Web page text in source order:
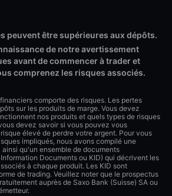
peuvent être supérieures aux dépôts.
de notre avertissement
avant de commencer à trader et
comprenez les risques associés.
comporte des risques. Les pertes
sur les produits de marge. Vous devez
nos produits et quels types de risques
devez savoir si vous pouvez vous
élevé de perdre votre argent. Pour vous
impliqués, nous avons compilé une
ainsi qu'un ensemble de documents
Documents ou KID) qui décrivent les
à chaque produit. Les KID sont
de trading. Veuillez noter que le prospectus
auprès de Saxo Bank (Suisse) SA ou